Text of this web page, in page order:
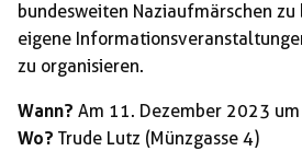
bundesweiten Naziaufmärschen
eigene
zu organisieren.
Wann? Am 11. Dezember 2023
Wo? Trude Lutz (Münzgasse 4)